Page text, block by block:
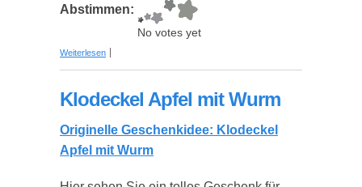
Abstimmen:
No votes yet
Weiterlesen über Klodeckel Sprüche
Klodeckel Apfel mit Wurm
Originelle Geschenkidee: Klodeckel
Apfel mit Wurm